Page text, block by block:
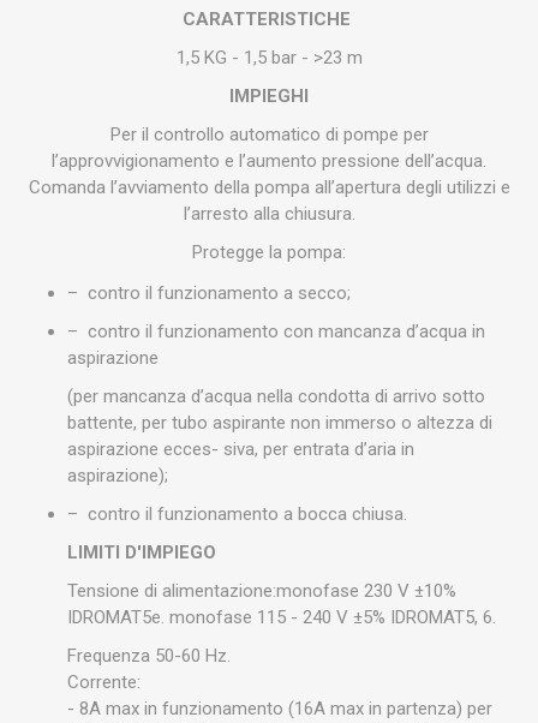
CARATTERISTICHE
1,5 KG - 1,5 bar - >23 m
IMPIEGHI
Per il controllo automatico di pompe per
l’approvvigionamento e l’aumento pressione dell’acqua.
Comanda l’avviamento della pompa all’apertura degli utilizzi e
l’arresto alla chiusura.
Protegge la pompa:
– contro il funzionamento a secco;
– contro il funzionamento con mancanza d’acqua in
aspirazione
(per mancanza d’acqua nella condotta di arrivo sotto
battente, per tubo aspirante non immerso o altezza di
aspirazione ecces- siva, per entrata d’aria in
aspirazione);
– contro il funzionamento a bocca chiusa.
LIMITI D'IMPIEGO
Tensione di alimentazione:monofase 230 V ±10%
IDROMAT5e. monofase 115 - 240 V ±5% IDROMAT5, 6.
Frequenza 50-60 Hz.
Corrente:
- 8A max in funzionamento (16A max in partenza) per